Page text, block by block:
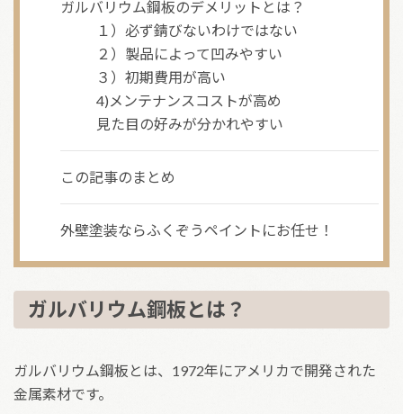
ガルバリウム鋼板のデメリットとは？
１）必ず錆びないわけではない
２）製品によって凹みやすい
３）初期費用が高い
4)メンテナンスコストが高め
見た目の好みが分かれやすい
この記事のまとめ
外壁塗装ならふくぞうペイントにお任せ！
ガルバリウム鋼板とは？
ガルバリウム鋼板とは、1972年にアメリカで開発された
金属素材です。